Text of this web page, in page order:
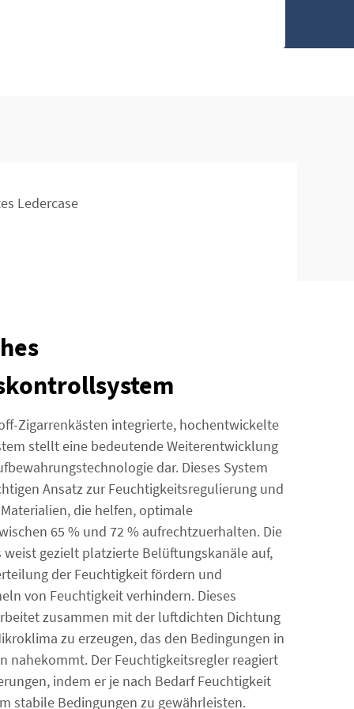
Ledercase
Zigarrenkästen integrierte, hochentwickelte
stellt eine bedeutende Weiterentwicklung
dar. Dieses System
Ansatz zur Feuchtigkeitsregulierung und
die helfen, optimale
65 % und 72 % aufrechtzuerhalten. Die
weist gezielt platzierte Belüftungskanäle auf,
der Feuchtigkeit fördern und
von Feuchtigkeit verhindern. Dieses
zusammen mit der luftdichten Dichtung
zu erzeugen, das den Bedingungen in
nahekommt. Der Feuchtigkeitsregler reagiert
indem er je nach Bedarf Feuchtigkeit
stabile Bedingungen zu gewährleisten.